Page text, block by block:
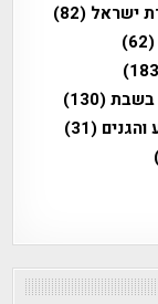
ישראל (82)
(62)
בשבת(130)
(31)